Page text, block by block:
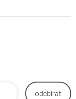
odebírat